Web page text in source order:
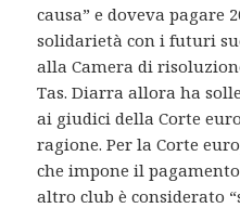
causa” e doveva pagare
solidarietà con i futuri
alla Camera di
Tas. Diarra allora ha
ai giudici della Corte
ragione. Per la Corte
che impone il
altro club è considerato